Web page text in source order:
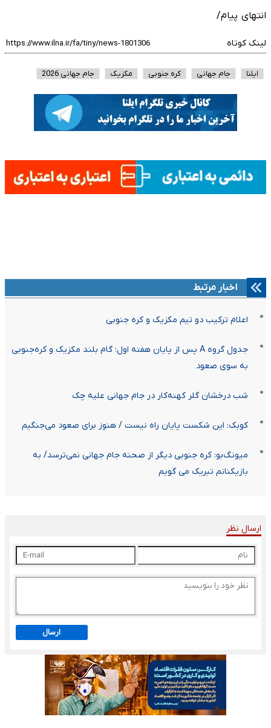
انتهای پیام/
لینک کوتاه
ایلنا جام جهانی کره جنوبی مکزیک جام جهانی 2026
اخبار مرتبط
اعلام ترکیب دو تیم مکزیک و کره جنوبی
جدول گروه A پس از پایان هفته اول؛ گام بلند مکزیک و کره‌جنوبی
به سوی صعود
شب درخشان گلر کهنه‌کار در جام جهانی علیه چک
کوبک: این شکست پایان راه نیست / هنوز برای صعود می‌جنگیم
میونگ‌بو: کره جنوبی دیگر از صحنه جام جهانی نمی‌ترسد/ به
بازیکنانم تبریک می گویم
ارسال نظر
ارسال